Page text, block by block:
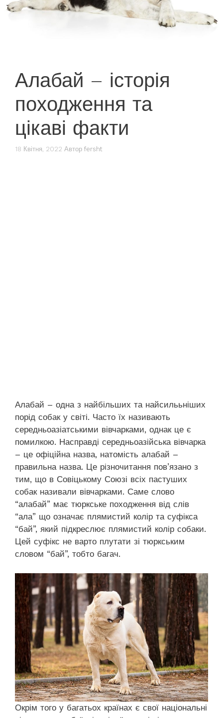
Алабай – історія
походження та
цікаві факти
18 Квітня, 2022 Автор fersht
Алабай – одна з найбільших та найсилььніших
порід собак у світі. Часто їх називають
середньоазіатськими вівчарками, однак це є
помилкою. Насправді середньоазійська вівчарка
– це офіційна назва, натомість алабай –
правильна назва. Це різночитання пов’язано з
тим, що в Совіцькому Союзі всіх пастуших
собак називали вівчарками. Саме слово
“алабай” має тюркське походження від слів
“ала” що означає плямистий колір та суфікса
“бай”, який підкреслює плямистий колір собаки.
Цей суфікс не варто плутати зі тюркським
словом “бай”, тобто багач.
Окрім того у багатьох країнах є свої національні